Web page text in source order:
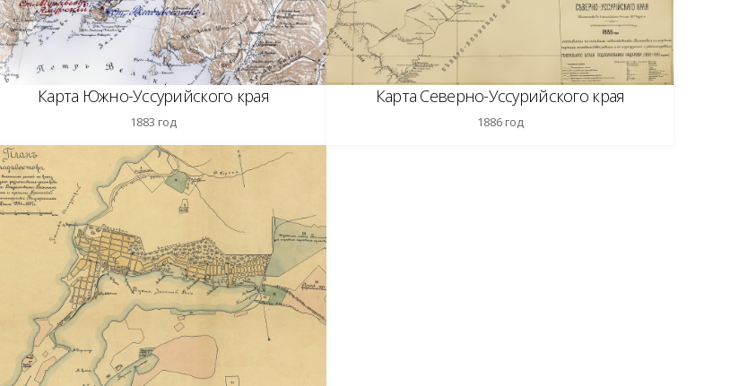
Карта Южно-Уссурийского края
1883 год
Карта Северно-Уссурийского края
1886 год